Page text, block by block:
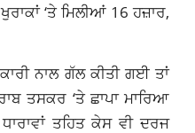
‘ਤੇ ਮਿਲੀਆਂ 16 ਹਜ਼ਾਰ,
ਨਾਲ ਗੱਲ ਕੀਤੀ ਗਈ ਤਾਂ
ਤਸਕਰ ‘ਤੇ ਛਾਪਾ ਮਾਰਿਆ
ਤਹਿਤ ਕੇਸ ਵੀ ਦਰਜ